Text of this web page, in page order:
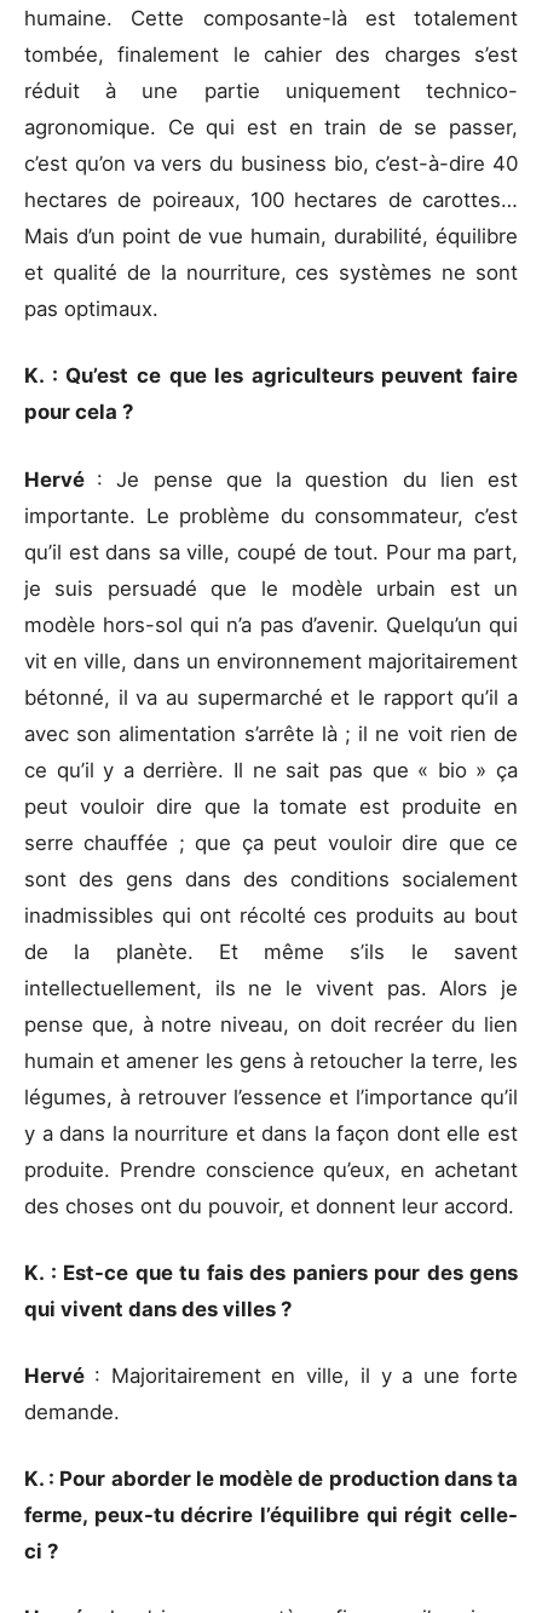
humaine. Cette composante-là est totalement
tombée, finalement le cahier des charges s’est
réduit à une partie uniquement technico-
agronomique. Ce qui est en train de se passer,
c’est qu’on va vers du business bio, c’est-à-dire 40
hectares de poireaux, 100 hectares de carottes…
Mais d’un point de vue humain, durabilité, équilibre
et qualité de la nourriture, ces systèmes ne sont
pas optimaux.
K. : Qu’est ce que les agriculteurs peuvent faire
pour cela ?
Hervé : Je pense que la question du lien est
importante. Le problème du consommateur, c’est
qu’il est dans sa ville, coupé de tout. Pour ma part,
je suis persuadé que le modèle urbain est un
modèle hors-sol qui n’a pas d’avenir. Quelqu’un qui
vit en ville, dans un environnement majoritairement
bétonné, il va au supermarché et le rapport qu’il a
avec son alimentation s’arrête là ; il ne voit rien de
ce qu’il y a derrière. Il ne sait pas que « bio » ça
peut vouloir dire que la tomate est produite en
serre chauffée ; que ça peut vouloir dire que ce
sont des gens dans des conditions socialement
inadmissibles qui ont récolté ces produits au bout
de la planète. Et même s’ils le savent
intellectuellement, ils ne le vivent pas. Alors je
pense que, à notre niveau, on doit recréer du lien
humain et amener les gens à retoucher la terre, les
légumes, à retrouver l’essence et l’importance qu’il
y a dans la nourriture et dans la façon dont elle est
produite. Prendre conscience qu’eux, en achetant
des choses ont du pouvoir, et donnent leur accord.
K. : Est-ce que tu fais des paniers pour des gens
qui vivent dans des villes ?
Hervé : Majoritairement en ville, il y a une forte
demande.
K. : Pour aborder le modèle de production dans ta
ferme, peux-tu décrire l’équilibre qui régit celle-
ci ?